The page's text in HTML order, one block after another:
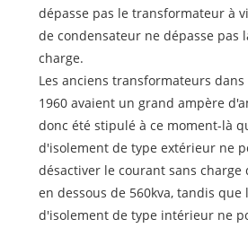
dépasse pas le transformateur à
de condensateur ne dépasse pas
charge.
Les anciens transformateurs dans
1960 avaient un grand ampère
donc été stipulé à ce moment-là
d'isolement de type extérieur ne
désactiver le courant sans
en dessous de 560kva, tandis
d'isolement de type intérieur ne